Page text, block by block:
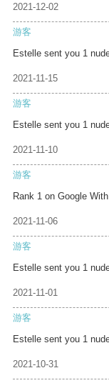
2021-12-02
游客
Estelle sent you 1
2021-11-15
游客
Estelle sent you 1
2021-11-10
游客
Rank 1 on Google
2021-11-06
游客
Estelle sent you 1
2021-11-01
游客
Estelle sent you 1
2021-10-31